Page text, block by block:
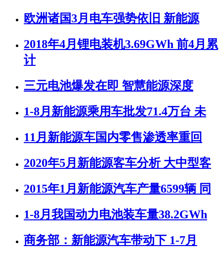
欧洲诸国3月电车强势依旧 新能源
2018年4月锂电装机3.69GWh 前4月累
计
三元电池爆发在即 智慧能源深度
1-8月新能源乘用车批发71.4万台 未
11月新能源车国内零售渗透率重回
2020年5月新能源客车分析 大中型客
2015年1月新能源汽车产量6599辆 同
1-8月我国动力电池装车量38.2GWh
商务部：新能源汽车带动下 1-7月